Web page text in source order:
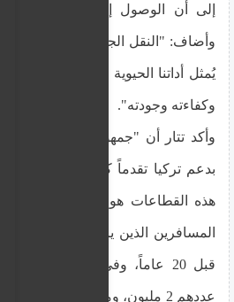
إلى أن الوصول إلى الجزيرة لا يتم
وأضاف: "النقل الجوي أمرٌ لا غنى عنه
يُمثل أداتنا الحيوية للوصول إلى
وكفاءته وجودته".
وأكد تتار أن "جمهورية شمال قبرص
بدعم تركيا تقدماً كبيراً في كافة
هذه القطاعات هو النقل الجوي،
المسافرين الذين يزورون الأراضي
قبل 20 عاماً، وفي النصف الأول